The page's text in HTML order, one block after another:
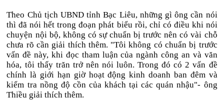
Theo Chủ tịch UBND tỉnh Bạc Liêu, những gì ông cần nói
thì đã nói hết trong đoạn phát biểu rồi, chỉ có điều khi nói
chuyện nội bộ, không có sự chuẩn bị trước nên có vài chỗ
chưa rõ cần giải thích thêm. "Tôi không có chuẩn bị trước
vấn đề này, khi đọc tham luận của ngành công an và văn
hóa, tôi thấy trăn trở nên nói luôn. Trong đó có 2 vấn đề
chính là giới hạn giờ hoạt động kinh doanh ban đêm và
kiểm tra nồng độ cồn của khách tại các quán nhậu"- ông
Thiều giải thích thêm.